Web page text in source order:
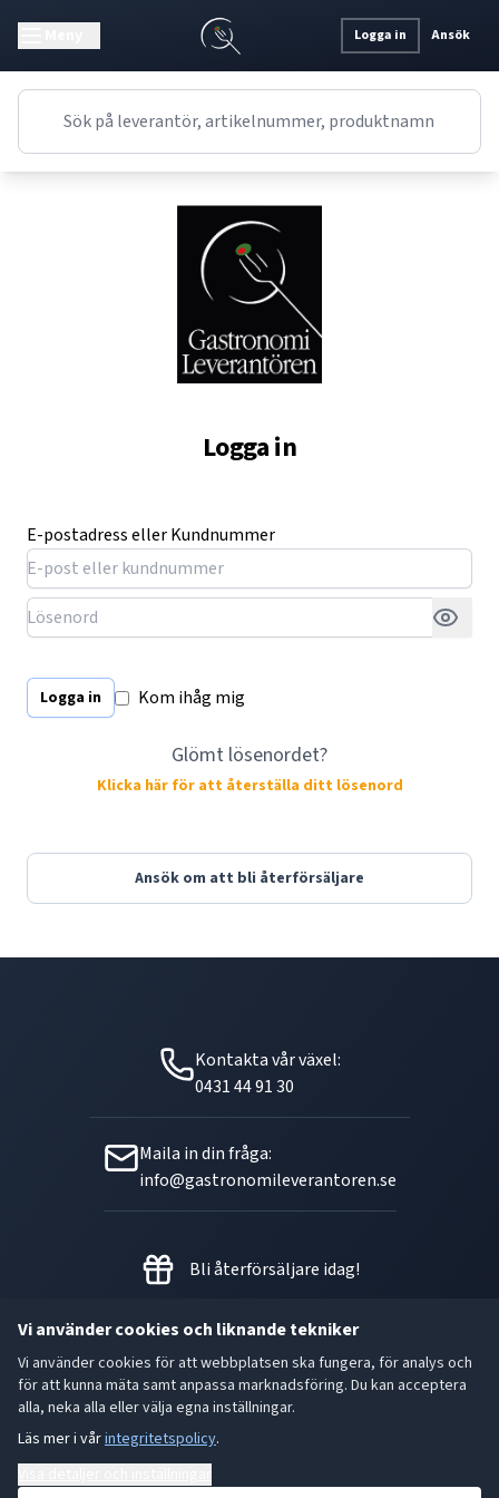
Vi använder cookies och liknande tekniker
Vi använder cookies för att webbplatsen ska fungera, för analys och
för att kunna mäta samt anpassa marknadsföring. Du kan acceptera
alla, neka alla eller välja egna inställningar.
Läs mer i vårintegritetspolicy.
Logga in Ansök
Logga in
E-postadress eller Kundnummer
Logga in Kom ihåg mig
Glömt lösenordet?
Klicka här för att återställa ditt lösenord
Ansök om att bli återförsäljare
Kontakta vår växel:
0431 44 91 30
Maila in din fråga:
info@gastronomileverantoren.se
Bli återförsäljare idag!
Metallgatan 21 B, 262 72
Ängelholm Orgnr: 556493-5780